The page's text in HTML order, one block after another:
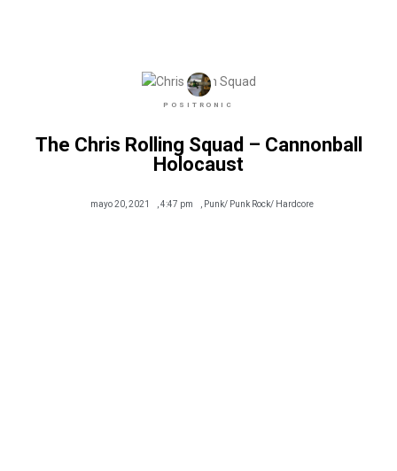
POSITRONIC
The Chris Rolling Squad – Cannonball
Holocaust
mayo 20, 2021 ,4:47 pm , Punk/ Punk Rock/ Hardcore